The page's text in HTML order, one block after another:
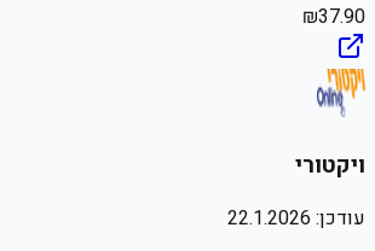
₪37.90
ויקטורי
עודכן: 22.1.2026